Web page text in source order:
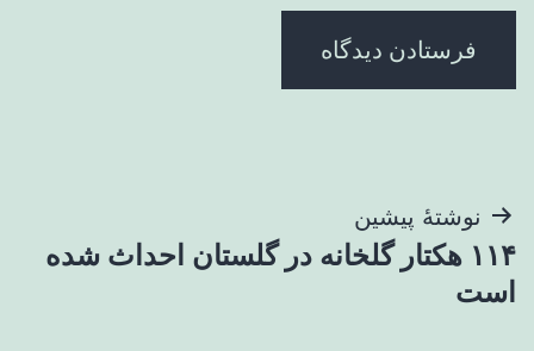
راهبری
نوشته
نوشتهٔ پیشین
۱۱۴ هکتار گلخانه در گلستان احداث شده
است